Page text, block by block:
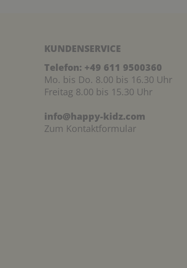
KUNDENSERVICE
Telefon: +49 611 9500360
Mo. bis Do. 8.00 bis 16.30 Uhr
Freitag 8.00 bis 15.30 Uhr
info@happy-kidz.com
Zum Kontaktformular